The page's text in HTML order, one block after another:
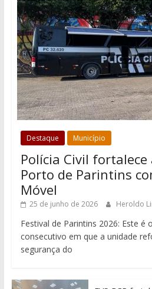
Destaque Município
Polícia Civil
Porto de Parintins
Móvel
25 de junho de 2026 Heroldo
Festival de Parintins 2026: Este é
consecutivo em que a unidade
segurança do